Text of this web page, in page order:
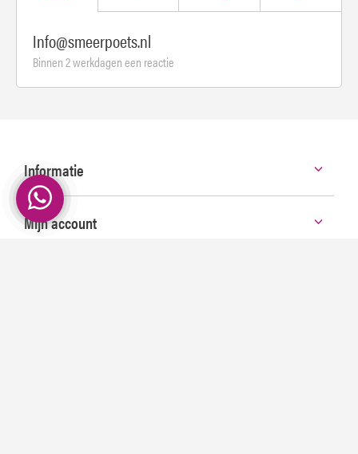
Info@smeerpoets.nl
Binnen 2 werkdagen een reactie
Informatie
Mijn account